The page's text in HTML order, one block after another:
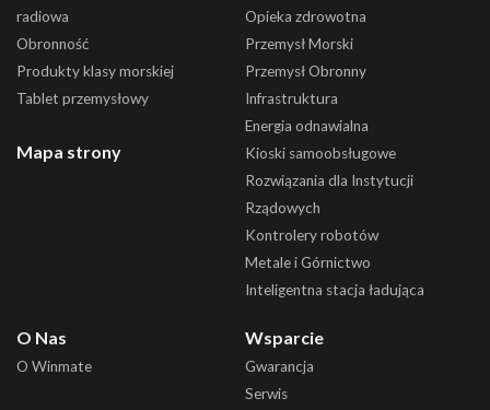
radiowa
Obronność
Produkty klasy morskiej
Tablet przemysłowy
Mapa strony
Opieka zdrowotna
Przemysł Morski
Przemysł Obronny
Infrastruktura
Energia odnawialna
Kioski samoobsługowe
Rozwiązania dla Instytucji
Rządowych
Kontrolery robotów
Metale i Górnictwo
Inteligentna stacja ładująca
O Nas
O Winmate
Wsparcie
Gwarancja
Serwis